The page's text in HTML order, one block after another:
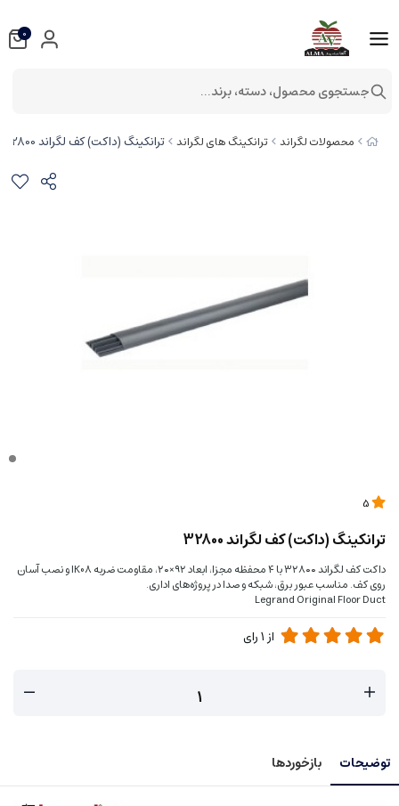
محصولات لگراند ترانکینگ های لگراند ترانکینگ (داکت) کف لگراند 32800
ترانکینگ (داکت) کف لگراند 32800
داکت کف لگراند ۳۲۸۰۰ با ۴ محفظه مجزا، ابعاد ۹۲×۲۰، مقاومت ضربه IK08 و نصب آسان
روی کف. مناسب عبور برق، شبکه و صدا در پروژه‌های اداری.
Legrand Original Floor Duct
از1رای
توضیحات بازخوردها
0
جستجوی محصول، دسته، برند...